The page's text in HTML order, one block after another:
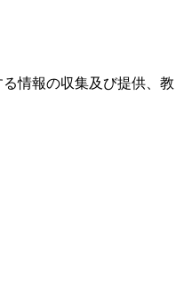
情報の収集及び提供、教